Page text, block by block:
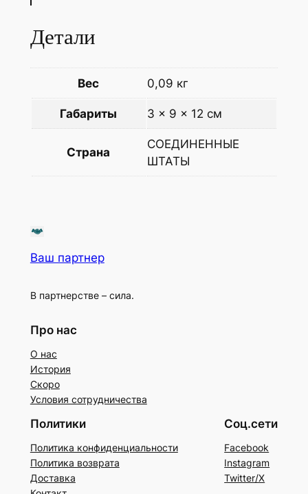
Детали
Вес 0,09 кг
Габариты 3 × 9 × 12 см
Страна
СОЕДИНЕННЫЕ
ШТАТЫ
Ваш партнер
В партнерстве – сила.
Про нас
О нас
История
Скоро
Условия сотрудничества
Политики
Политика конфиденциальности
Политика возврата
Доставка
Соц.сети
Facebook
Instagram
Twitter/X